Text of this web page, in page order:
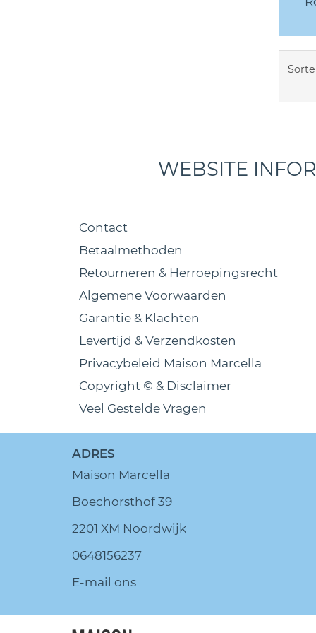
WEBSITE
Contact
Betaalmethoden
Retourneren & Herroepingsrecht
Algemene Voorwaarden
Garantie & Klachten
Levertijd & Verzendkosten
Privacybeleid Maison Marcella
Copyright © & Disclaimer
Veel Gestelde Vragen
ADRES
Maison Marcella
Boechorsthof 39
2201 XM Noordwijk
0648156237
E-mail ons